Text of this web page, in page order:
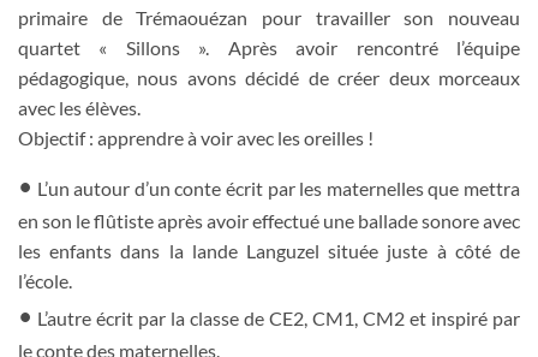
primaire de Trémaouézan pour travailler son nouveau
quartet « Sillons ». Après avoir rencontré l’équipe
pédagogique, nous avons décidé de créer deux morceaux
avec les élèves.
Objectif : apprendre à voir avec les oreilles !
• L’un autour d’un conte écrit par les maternelles que mettra
en son le flûtiste après avoir effectué une ballade sonore avec
les enfants dans la lande Languzel située juste à côté de
l’école.
• L’autre écrit par la classe de CE2, CM1, CM2 et inspiré par
le conte des maternelles.